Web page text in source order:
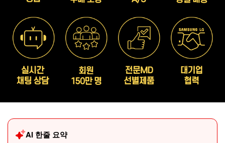
AI 한줄 요약